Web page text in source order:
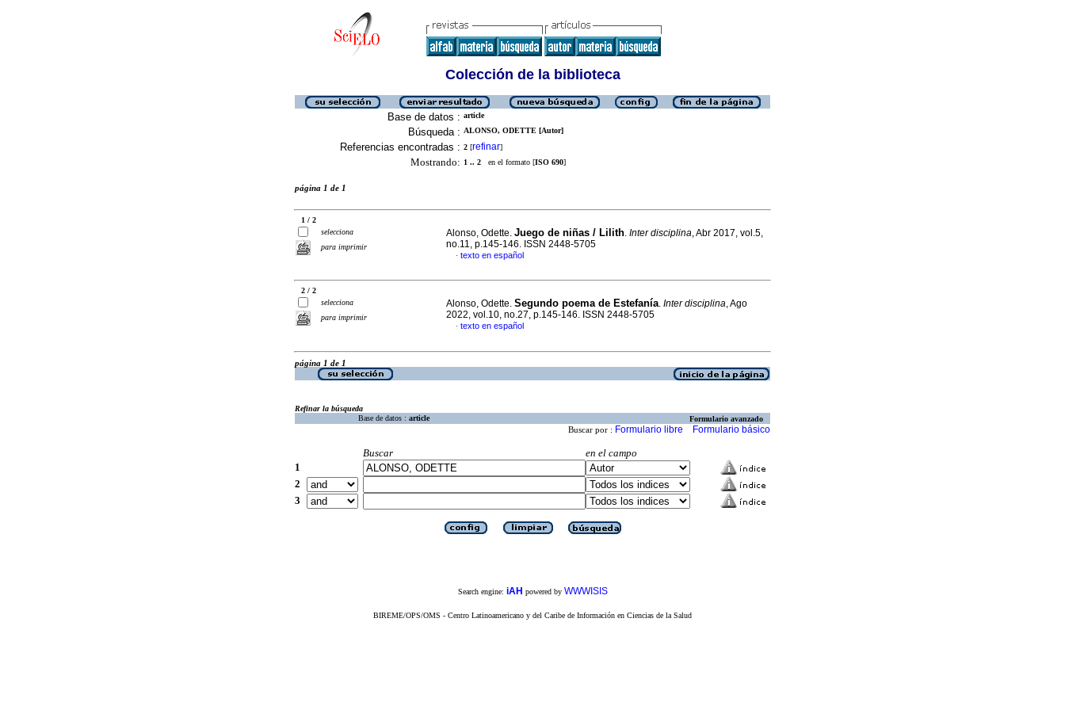
Colección de la biblioteca
Base de datos : article
Búsqueda : ALONSO, ODETTE [Autor]
Referencias encontradas : 2 [refinar]
Mostrando: 1 .. 2 en el formato [ISO 690]
página 1 de 1
1 / 2
selecciona
para imprimir
Alonso, Odette. Juego de niñas / Lilith. Inter disciplina, Abr 2017, vol.5,
no.11, p.145-146. ISSN 2448-5705
· texto en español
2 / 2
selecciona
para imprimir
Alonso, Odette. Segundo poema de Estefanía. Inter disciplina, Ago
2022, vol.10, no.27, p.145-146. ISSN 2448-5705
· texto en español
página 1 de 1
Refinar la búsqueda
Base de datos : article Formulario avanzado
Buscar por : Formulario libre Formulario básico
Buscar
en el campo
1
2
3
Search engine: iAH powered by WWWISIS
BIREME/OPS/OMS - Centro Latinoamericano y del Caribe de Información en Ciencias de la Salud